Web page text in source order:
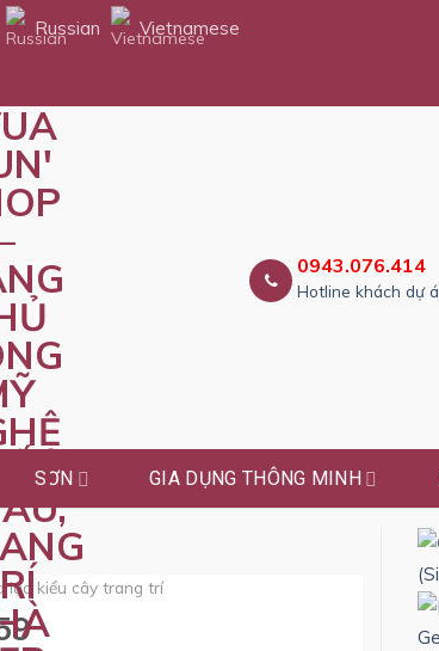
Russian Vietnamese
0943.076.414
Hotline khách dự
SƠN GIA DỤNG THÔNG MINH
lụa kiểu cây trang trí